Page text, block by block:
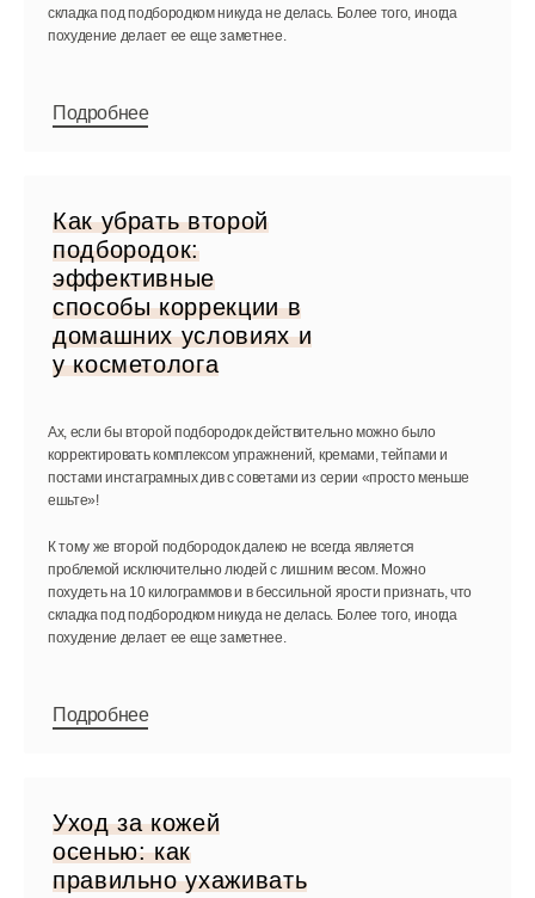
складка под подбородком никуда не делась. Более того, иногда
похудение делает ее еще заметнее.
Подробнее
Как убрать второй
подбородок:
эффективные
способы коррекции в
домашних условиях и
у косметолога
Ах, если бы второй подбородок действительно можно было
корректировать комплексом упражнений, кремами, тейпами и
постами инстаграмных див с советами из серии «просто меньше
ешьте»!
К тому же второй подбородок далеко не всегда является
проблемой исключительно людей с лишним весом. Можно
похудеть на 10 килограммов и в бессильной ярости признать, что
складка под подбородком никуда не делась. Более того, иногда
похудение делает ее еще заметнее.
Подробнее
Уход за кожей
осенью: как
правильно ухаживать